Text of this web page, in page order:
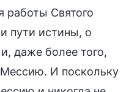
работы Святого
пути истины, о
даже более того,
И поскольку